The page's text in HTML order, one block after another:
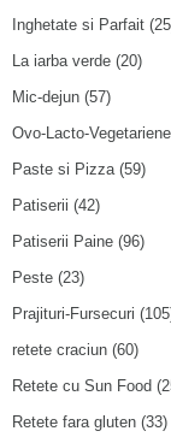
Inghetate si Parfait
La iarba verde (20)
Mic-dejun (57)
Ovo-Lacto-Vegetariene
Paste si Pizza(59)
Patiserii (42)
Patiserii Paine (96)
Peste (23)
Prajituri-Fursecuri
retete craciun (60)
Retete cu Sun Food
Retete fara gluten (33)